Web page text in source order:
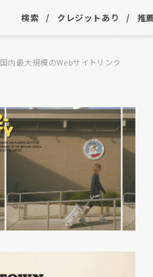
検索 クレジットあり 推
内最大規模のWebサイトリンク